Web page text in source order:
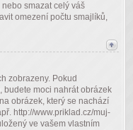
smazat celý váš
omezení počtu smajlíků,
zobrazeny. Pokud
budete moci nahrát obrázek
obrázek, který se nachází
http://www.priklad.cz/muj-
ve vašem vlastním